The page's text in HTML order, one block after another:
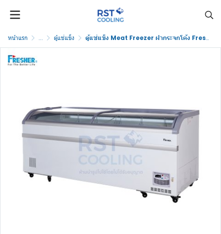
หน้าแรก ... ตู้แช่แข็ง ตู้แช่แข็ง Meat Freezer ฝากระจกโค้ง Fresher รุ่น FCG-700